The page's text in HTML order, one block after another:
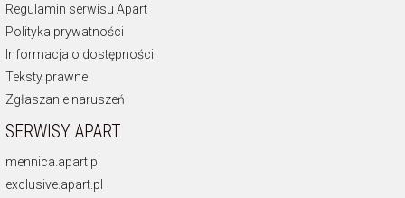
Regulamin serwisu Apart
Polityka prywatności
Informacja o dostępności
Teksty prawne
Zgłaszanie naruszeń
SERWISY APART
mennica.apart.pl
exclusive.apart.pl